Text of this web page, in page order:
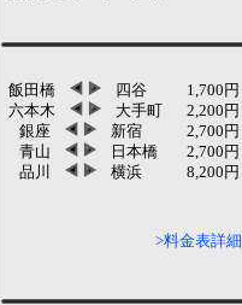
飯田橋 四谷
1,700円
六本木
大手町
2,200円
銀座
新宿
2,700円
青山
日本橋
2,700円
品川
横浜 8,200円
>料金表詳細